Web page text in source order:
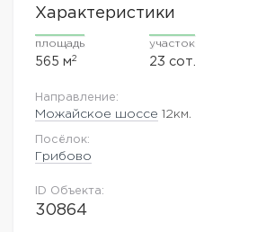
Характеристики
площадь
565 м2
участок
23 сот.
Направление:
Можайское шоссе 12км.
Посёлок:
Грибово
ID Объекта:
30864